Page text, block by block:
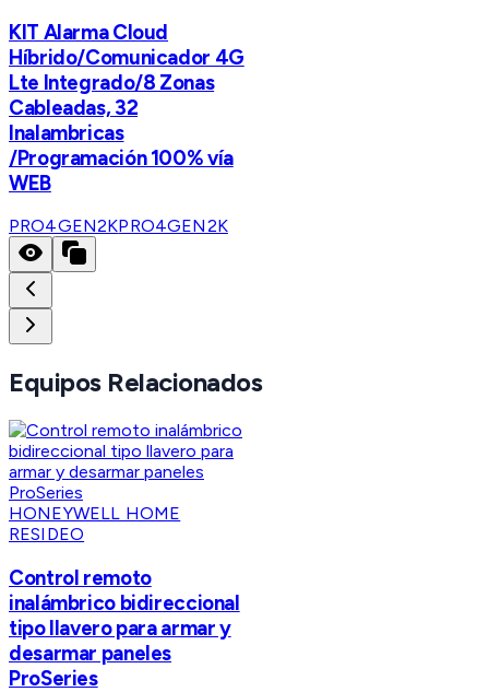
KIT Alarma Cloud
Híbrido/Comunicador 4G
Lte Integrado/8 Zonas
Cableadas, 32
Inalambricas
/Programación 100% vía
WEB
PRO4GEN2KPRO4GEN2K
Equipos Relacionados
HONEYWELL HOME
RESIDEO
Control remoto
inalámbrico bidireccional
tipo llavero para armar y
desarmar paneles
ProSeries